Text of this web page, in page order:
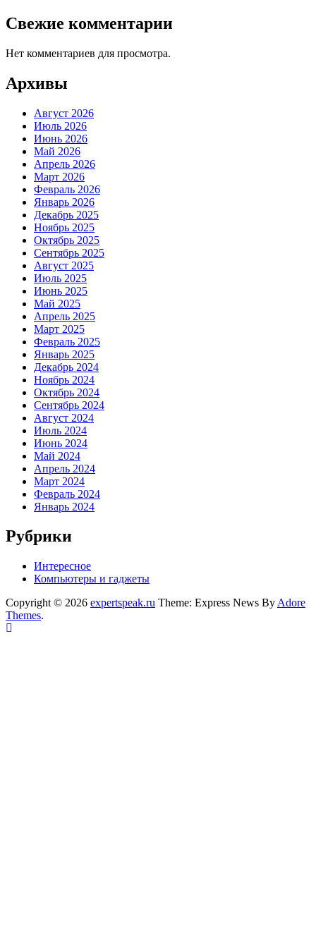
Свежие комментарии
Нет комментариев для просмотра.
Архивы
Август 2026
Июль 2026
Июнь 2026
Май 2026
Апрель 2026
Март 2026
Февраль 2026
Январь 2026
Декабрь 2025
Ноябрь 2025
Октябрь 2025
Сентябрь 2025
Август 2025
Июль 2025
Июнь 2025
Май 2025
Апрель 2025
Март 2025
Февраль 2025
Январь 2025
Декабрь 2024
Ноябрь 2024
Октябрь 2024
Сентябрь 2024
Август 2024
Июль 2024
Июнь 2024
Май 2024
Апрель 2024
Март 2024
Февраль 2024
Январь 2024
Рубрики
Интересное
Компьютеры и гаджеты
Copyright © 2026 expertspeak.ru Theme: Express News By Adore
Themes.